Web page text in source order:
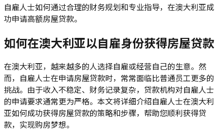
自雇人士如何通过合理的财务规划和专业指导，在澳大利亚成
功申请高额房屋贷款。
如何在澳大利亚以自雇身份获得房屋贷款
在澳大利亚，越来越多的人选择自雇或经营自己的生意。然
而，自雇人士在申请房屋贷款时，常常面临比普通员工更多的
挑战。由于收入不稳定、财务记录复杂，贷款机构对自雇人士
的申请要求通常更为严格。本文将详细介绍自雇人士在澳大利
亚如何成功获得房屋贷款的策略和步骤，帮助您顺利获得贷
款，实现购房梦想。